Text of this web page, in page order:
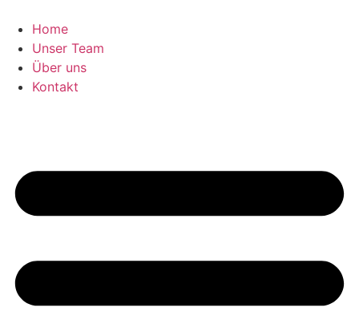
Inhalt
springen
Home
Unser Team
Über uns
Kontakt